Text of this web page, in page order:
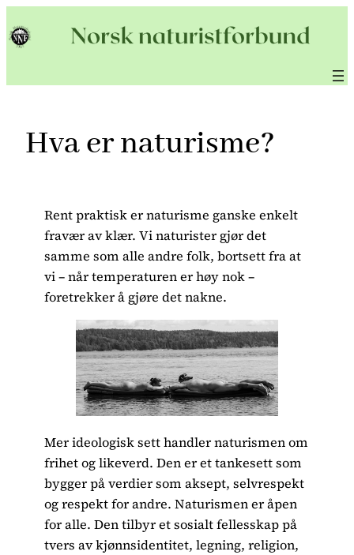
til
Hva er naturisme?
Rent praktisk er naturisme ganske enkelt
fravær av klær. Vi naturister gjør det
samme som alle andre folk, bortsett fra at
vi – når temperaturen er høy nok –
foretrekker å gjøre det nakne.
Mer ideologisk sett handler naturismen om
frihet og likeverd. Den er et tankesett som
bygger på verdier som aksept, selvrespekt
og respekt for andre. Naturismen er åpen
for alle. Den tilbyr et sosialt fellesskap på
tvers av kjønnsidentitet, legning, religion,